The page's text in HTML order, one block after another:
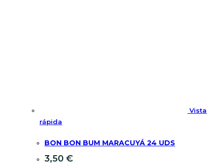
Vista
rápida
BON BON BUM MARACUYÁ 24 UDS
3,50 €